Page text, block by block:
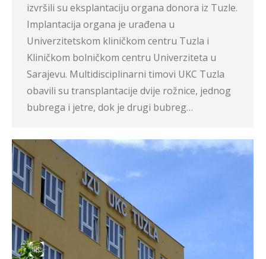
izvršili su eksplantaciju organa donora iz Tuzle.
Implantacija organa je urađena u
Univerzitetskom kliničkom centru Tuzla i
Kliničkom bolničkom centru Univerziteta u
Sarajevu. Multidisciplinarni timovi UKC Tuzla
obavili su transplantacije dvije rožnice, jednog
bubrega i jetre, dok je drugi bubreg…